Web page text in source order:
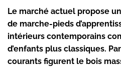
Le marché actuel propose
de marche-pieds
intérieurs contemporains
d’enfants plus classiques.
courants figurent le bois